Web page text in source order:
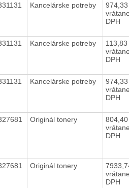
Kancelárske potreby
974,33
vrátane
DPH
Kancelárske potreby
113,83
vrátane
DPH
Kancelárske potreby
974,33
vrátane
DPH
Originál tonery
804,40
vrátane
DPH
Originál tonery
vrátane
DPH